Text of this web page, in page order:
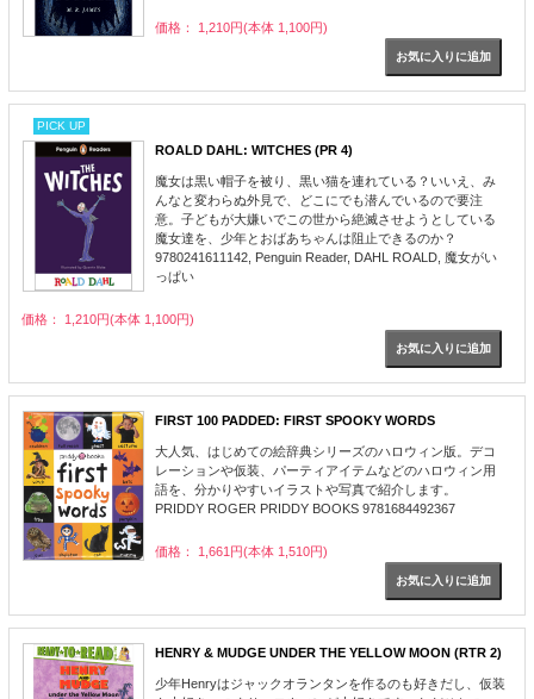
価格： 1,210円(本体 1,100円)
PICK UP
ROALD DAHL: WITCHES (PR 4)
魔女は黒い帽子を被り、黒い猫を連れている？いいえ、み
んなと変わらぬ外見で、どこにでも潜んでいるので要注
意。子どもが大嫌いでこの世から絶滅させようとしている
魔女達を、少年とおばあちゃんは阻止できるのか？
9780241611142, Penguin Reader, DAHL ROALD, 魔女がい
っぱい
価格： 1,210円(本体 1,100円)
FIRST 100 PADDED: FIRST SPOOKY WORDS
大人気、はじめての絵辞典シリーズのハロウィン版。デコ
レーションや仮装、パーティアイテムなどのハロウィン用
語を、分かりやすいイラストや写真で紹介します。
PRIDDY ROGER PRIDDY BOOKS 9781684492367
価格： 1,661円(本体 1,510円)
HENRY & MUDGE UNDER THE YELLOW MOON (RTR 2)
少年Henryはジャックオランタンを作るのも好きだし、仮装